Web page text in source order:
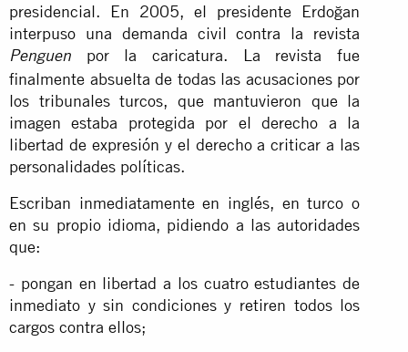
presidencial. En 2005, el presidente Erdoğan
interpuso una demanda civil contra la revista
Penguen por la caricatura. La revista fue
finalmente absuelta de todas las acusaciones por
los tribunales turcos, que mantuvieron que la
imagen estaba protegida por el derecho a la
libertad de expresión y el derecho a criticar a las
personalidades políticas.
Escriban inmediatamente en inglés, en turco o
en su propio idioma, pidiendo a las autoridades
que:
- pongan en libertad a los cuatro estudiantes de
inmediato y sin condiciones y retiren todos los
cargos contra ellos;